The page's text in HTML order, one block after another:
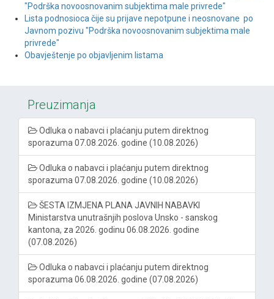
"Podrška novoosnovanim subjektima male privrede"
Lista podnosioca čije su prijave nepotpune i neosnovane po
Javnom pozivu "Podrška novoosnovanim subjektima male
privrede"
Obavještenje po objavljenim listama
Preuzimanja
Odluka o nabavci i plaćanju putem direktnog
sporazuma 07.08.2026. godine (10.08.2026)
Odluka o nabavci i plaćanju putem direktnog
sporazuma 07.08.2026. godine (10.08.2026)
ŠESTA IZMJENA PLANA JAVNIH NABAVKI
Ministarstva unutrašnjih poslova Unsko - sanskog
kantona, za 2026. godinu 06.08.2026. godine
(07.08.2026)
Odluka o nabavci i plaćanju putem direktnog
sporazuma 06.08.2026. godine (07.08.2026)